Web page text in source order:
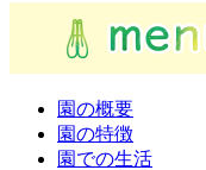
園の概要
園の特徴
園での生活